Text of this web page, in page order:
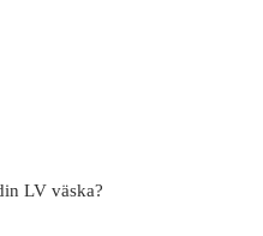
LV väska?